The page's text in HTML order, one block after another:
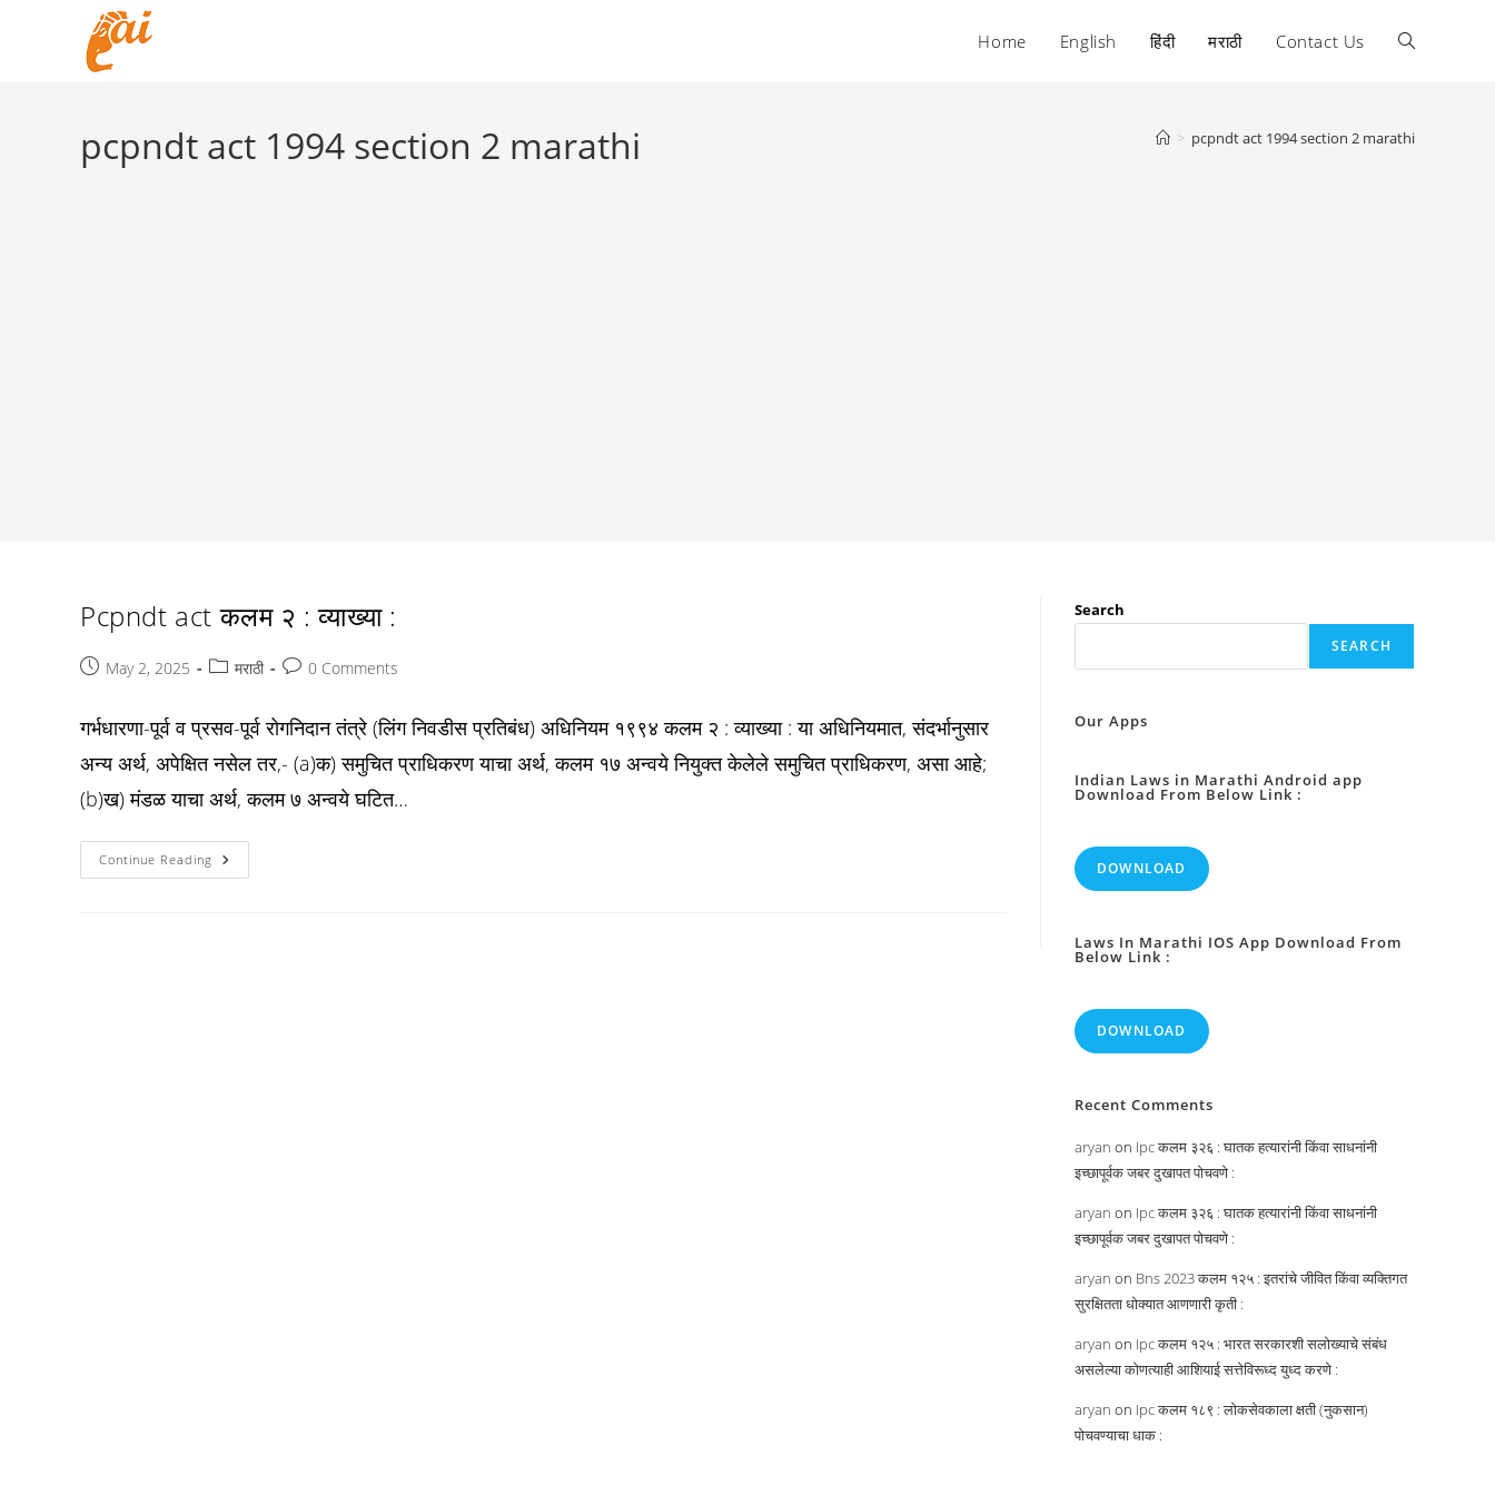
Home English हिंदी मराठी Contact Us Toggle
pcpndt act 1994 section 2 marathi > pcpndt act 1994 section 2 marathi
Pcpndt act कलम २ : व्याख्या :
PostMay 2, 2025
Postमराठी
Post0 Comments
गर्भधारणा-पूर्व व प्रसव-पूर्व रोगनिदान तंत्रे (लिंग निवडीस प्रतिबंध) अधिनियम १९९४ कलम २ : व्याख्या : या अधिनियमात, संदर्भानुसार
अन्य अर्थ, अपेक्षित नसेल तर,- (a)क) समुचित प्राधिकरण याचा अर्थ, कलम १७ अन्वये नियुक्त केलेले समुचित प्राधिकरण, असा आहे;
(b)ख) मंडळ याचा अर्थ, कलम ७ अन्वये घटित…
Continue Reading Pcpndt
Act
Search
SEARCH
Our Apps
Indian Laws in Marathi Android app
Download From Below Link :
DOWNLOAD
Laws In Marathi IOS App Download From
Below Link :
DOWNLOAD
Recent Comments
aryan on Ipc कलम ३२६ : घातक हत्यारांनी किंवा साधनांनी
इच्छापूर्वक जबर दुखापत पोचवणे :
aryan on Ipc कलम ३२६ : घातक हत्यारांनी किंवा साधनांनी
इच्छापूर्वक जबर दुखापत पोचवणे :
aryan on Bns 2023 कलम १२५ : इतरांचे जीवित किंवा व्यक्तिगत
सुरक्षितता धोक्यात आणणारी कृती :
aryan on Ipc कलम १२५ : भारत सरकारशी सलोख्याचे संबंध
असलेल्या कोणत्याही आशियाई सत्तेविरूध्द युध्द करणे :
aryan on Ipc कलम १८९ : लोकसेवकाला क्षती (नुकसान)
पोचवण्याचा धाक :